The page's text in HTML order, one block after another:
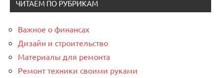
ЧИТАЕМ ПО РУБРИКАМ
Важное о финансах
Дизайн и строительство
Материалы для ремонта
Ремонт техники своими руками